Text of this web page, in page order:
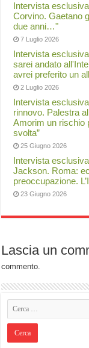
Intervista
Corvino. Gaetano
due anni…"
7 Luglio 2026
Intervista
sarei andato
avrei preferito un
2 Luglio 2026
Intervista
rinnovo. Palestra
Amorim un rischio
svolta”
25 Giugno 2026
Intervista
Jackson. Roma:
preoccupazione.
23 Giugno 2026
Lascia un
commento.